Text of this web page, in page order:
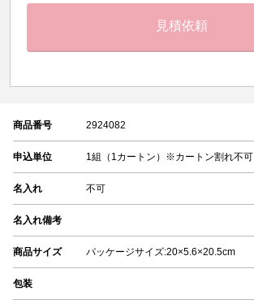
見積依頼
商品番号 2924082
申込単位 1組（1カートン）※カートン割れ不可
名入れ 不可
名入れ備考
商品サイズ パッケージサイズ:20×5.6×20.5cm
包装